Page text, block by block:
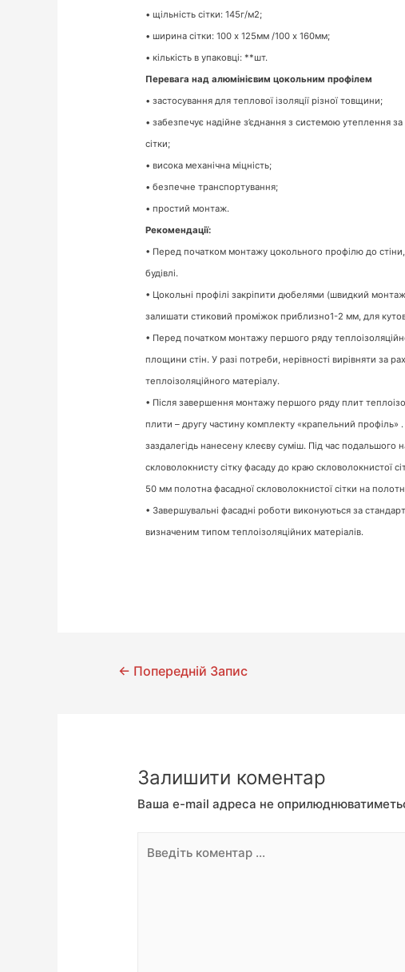
• щільність сітки: 145г/м2;
• ширина сітки: 100 х 125мм /100 х 160мм;
• кількість в упаковці: **шт.
Перевага над алюмінієвим цокольним профілем
• застосування для теплової ізоляції різної товщини;
• забезпечує надійне з’єднання з системою утеплення
сітки;
• висока механічна міцність;
• безпечне транспортування;
• простий монтаж.
Рекомендації:
• Перед початком монтажу цокольного профілю до
будівлі.
• Цокольні профілі закріпити дюбелями (швидкий
залишати стиковий проміжок приблизно1-2 мм, для
• Перед початком монтажу першого ряду
площини стін. У разі потреби, нерівності вирівняти за
теплоізоляційного матеріалу.
• Після завершення монтажу першого ряду плит
плити – другу частину комплекту «крапельний профіль» .
заздалегідь нанесену клеєву суміш. Під час
скловолокнисту сітку фасаду до краю скловолокнистої
50 мм полотна фасадної скловолокнистої сітки на
• Завершувальні фасадні роботи виконуються за
визначеним типом теплоізоляційних матеріалів.
← Попередній Запис
Залишити коментар
Ваша e-mail адреса не